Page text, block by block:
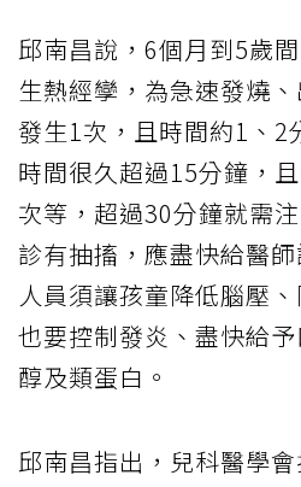
邱南昌說，6個月到5歲
生熱經孿，為急速發燒
發生1次，且時間約1、2
時間很久超過15分鐘，
次等，超過30分鐘就需
診有抽搐，應盡快給醫
人員須讓孩童降低腦壓
也要控制發炎、盡快給
醇及類蛋白。
邱南昌指出，兒科醫學